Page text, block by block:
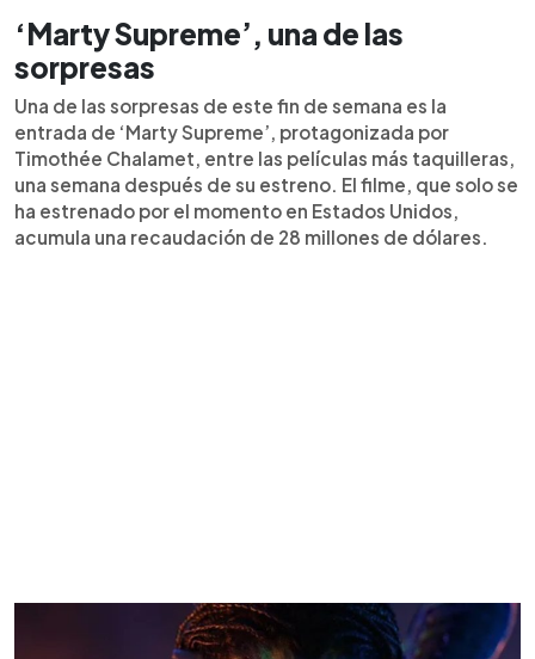
‘Marty Supreme’, una de las
sorpresas
Una de las sorpresas de este fin de semana es la
entrada de ‘Marty Supreme’, protagonizada por
Timothée Chalamet, entre las películas más taquilleras,
una semana después de su estreno. El filme, que solo se
ha estrenado por el momento en Estados Unidos,
acumula una recaudación de 28 millones de dólares.